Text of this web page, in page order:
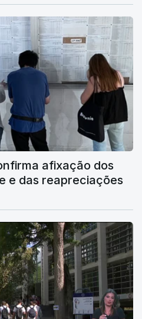
afixação dos
e das reapreciações